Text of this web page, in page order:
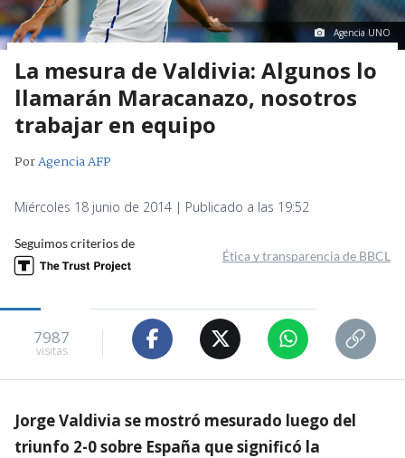
Agencia UNO
La mesura de Valdivia: Algunos lo
llamarán Maracanazo, nosotros
trabajar en equipo
PorAgencia AFP
Miércoles 18 junio de 2014 | Publicado a las 19:52
Seguimos criterios de
Ética y transparencia de BBCL
7987
visitas
Jorge Valdivia se mostró mesurado luego del
triunfo 2-0 sobre España que significó la